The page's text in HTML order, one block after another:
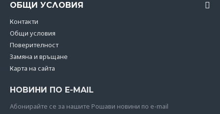
ОБЩИ УСЛОВИЯ
Контакти
Общи условия
Поверителност
Замяна и връщане
Карта на сайта
НОВИНИ ПО E-MAIL
Абoнирайте се за нашите Рошави новини по e-mail